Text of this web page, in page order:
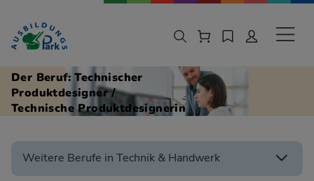
Zur Navigation springen
Zu den Hauptinhalten springen
Der Beruf: Technischer
Produktdesigner /
Technische Produktdesignerin
Weitere Berufe in Technik & Handwerk